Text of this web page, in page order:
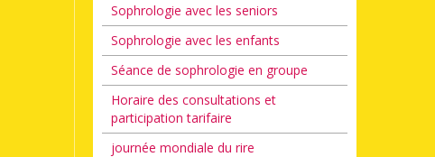
Sophrologie avec les seniors
Sophrologie avec les enfants
Séance de sophrologie en groupe
Horaire des consultations et
participation tarifaire
journée mondiale du rire